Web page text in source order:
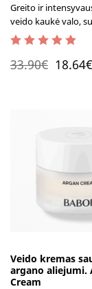
Greito ir
veido kaukė valo,
poras, reguliuoja
išsiskirimą.
33.90€ 18.64€
Veido kremas
argano aliejumi.
Cream